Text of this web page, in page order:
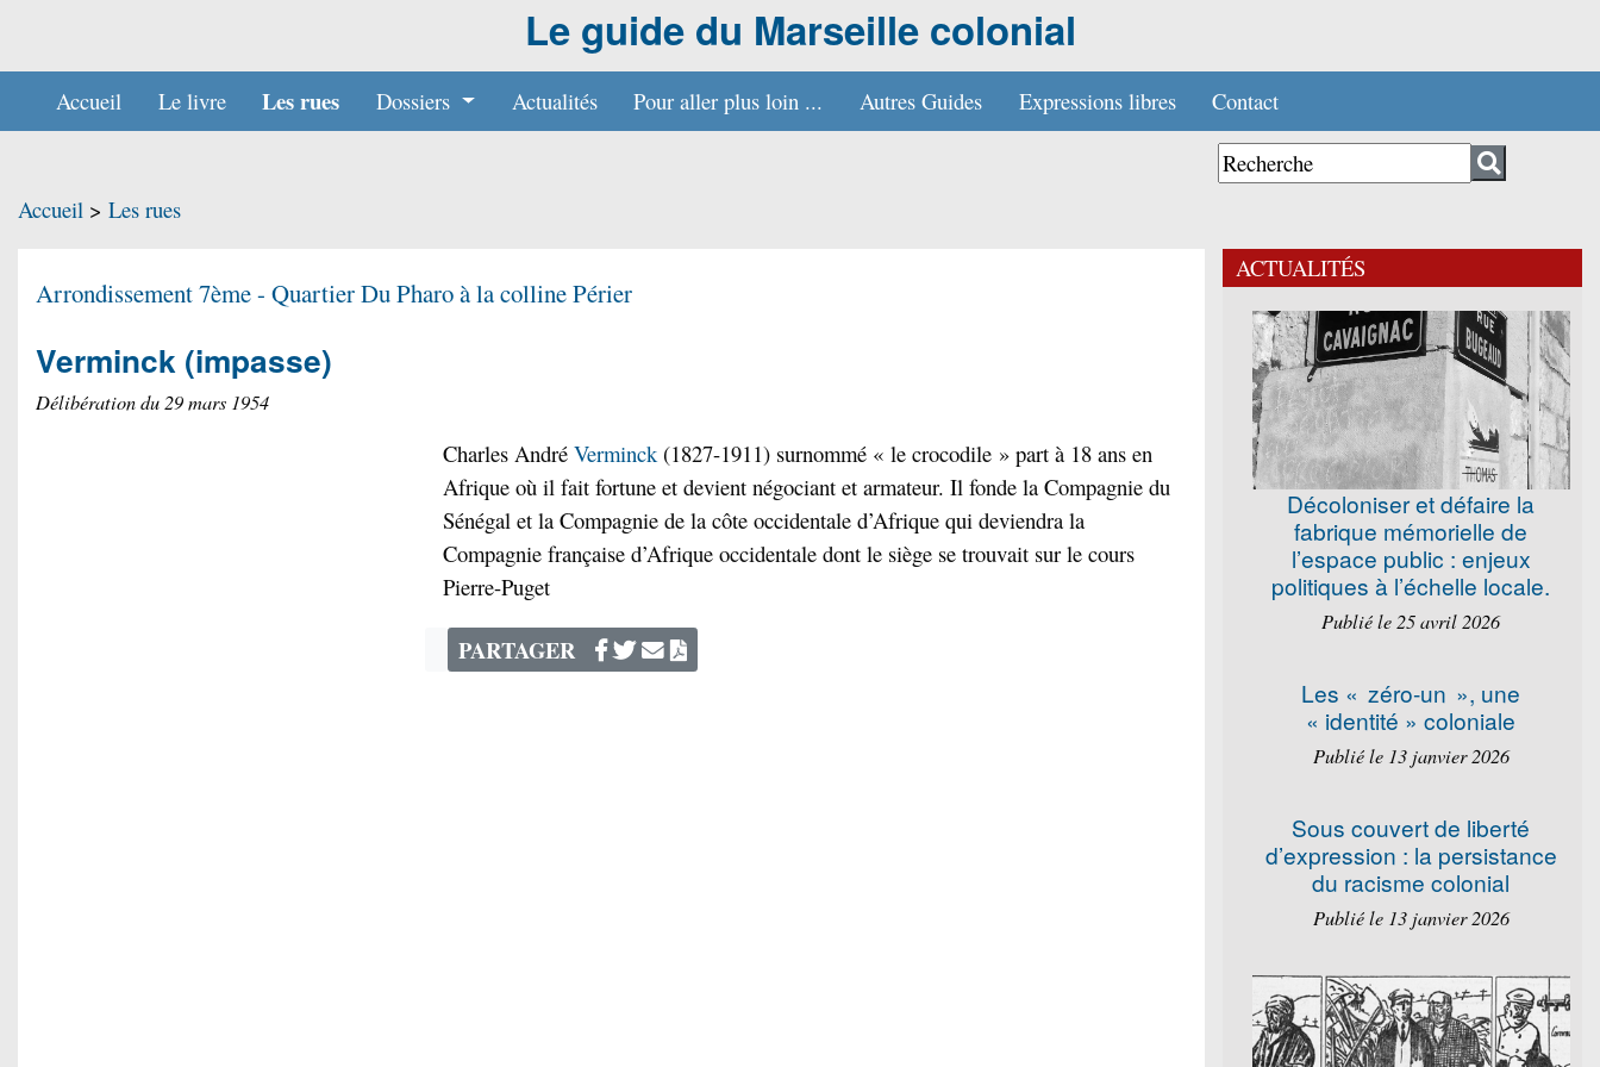
Le guide du Marseille colonial
Accueil Le livre Les rues Dossiers Actualités Pour aller plus loin ... Autres Guides Expressions libres Contact
Accueil > Les rues
Arrondissement 7ème - QuartierDu Pharo à la colline Périer
Verminck (impasse)
Délibération du 29 mars 1954
Charles AndréVerminck (1827-1911) surnommé « le crocodile » part à 18 ans en
Afrique où il fait fortune et devient négociant et armateur. Il fonde la Compagnie du
Sénégal et la Compagnie de la côte occidentale d’Afrique qui deviendra la
Compagnie française d’Afrique occidentale dont le siège se trouvait sur le cours
Pierre-Puget
PARTAGER
ACTUALITÉS
Décoloniser et défaire la
fabrique mémorielle de
l’espace public : enjeux
politiques à l’échelle locale.
Publié le 25 avril 2026
Les « zéro-un », une
« identité » coloniale
Publié le 13 janvier 2026
Sous couvert de liberté
d’expression : la persistance
du racisme colonial
Publié le 13 janvier 2026